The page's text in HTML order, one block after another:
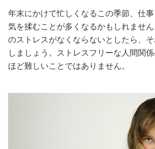
ファッション
恋愛/結婚/離婚
美容/健康
年末にかけて忙しくなるこの季節、仕
気を揉むことが多くなるかもしれませ
のストレスがなくならないとしたら、
しましょう。ストレスフリーな人間関
ほど難しいことではありません。